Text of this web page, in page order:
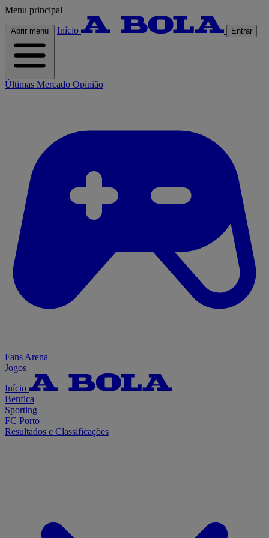
Menu principal
Abrir menu Início Entrar
Últimas Mercado Opinião
Fans Arena
Jogos
Início
Benfica
Sporting
FC Porto
Resultados e Classificações